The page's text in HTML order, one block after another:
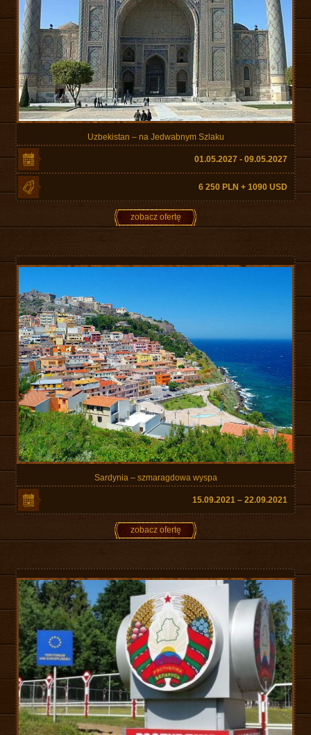
Uzbekistan – na Jedwabnym Szlaku
01.05.2027 - 09.05.2027
6 250 PLN + 1090 USD
zobacz ofertę
Sardynia – szmaragdowa wyspa
15.09.2021 – 22.09.2021
zobacz ofertę